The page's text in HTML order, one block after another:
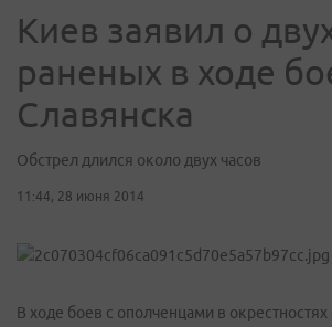
Киев заявил о
раненых в ходе
Славянска
Обстрел длился около двух часов
11:44, 28 июня 2014
В ходе боев с ополченцами в